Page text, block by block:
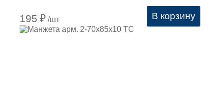
195 ₽ /шт В корзину